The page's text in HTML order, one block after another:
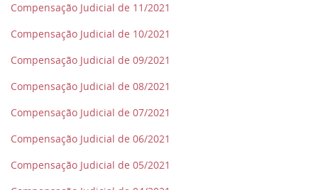
Compensação Judicial de 11/2021
Compensação Judicial de 10/2021
Compensação Judicial de 09/2021
Compensação Judicial de 08/2021
Compensação Judicial de 07/2021
Compensação Judicial de 06/2021
Compensação Judicial de 05/2021